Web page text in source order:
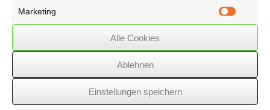
Marketing
Alle Cookies
Ablehnen
Einstellungen speichern
oder sonst bekannt geworden ist, macht sich strafbar. Angestellte
dieser Berufsträger
27/09/2017